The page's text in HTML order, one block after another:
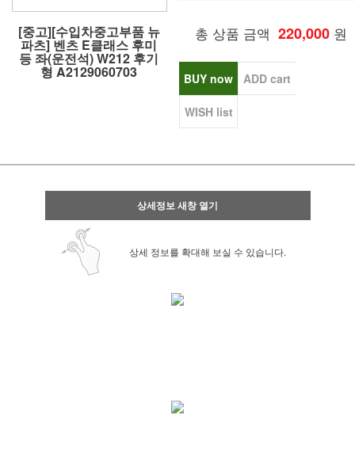
[중고][수입차중고부품 뉴
파츠] 벤츠 E클래스 후미
등 좌(운전석) W212 후기
형 A2129060703
총 상품 금액 220,000 원
BUY now ADD cart
WISH list
상세정보 새창 열기
상세 정보를 확대해 보실 수 있습니다.